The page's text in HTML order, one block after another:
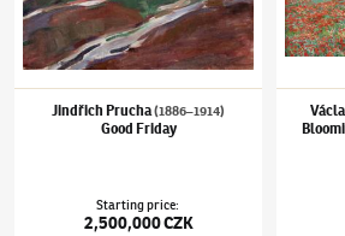
Jindřich Prucha(1886–1914)
Good Friday
Starting price:
2,500,000 CZK